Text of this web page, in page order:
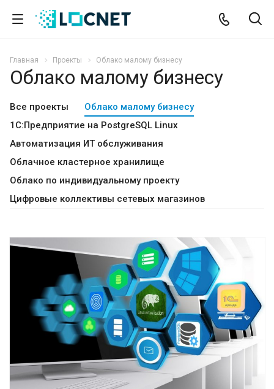
Главная Проекты Облако малому бизнесу
Облако малому бизнесу
Все проекты
Облако малому бизнесу
1С:Предприятие на PostgreSQL Linux
Автоматизация ИТ обслуживания
Облачное кластерное хранилище
Облако по индивидуальному проекту
Цифровые коллективы сетевых магазинов
Смотреть проект